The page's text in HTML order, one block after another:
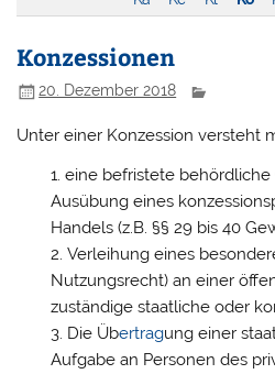
Konzessionen
20. Dezember 2018
Unter einer Konzession versteht
eine befristete
Ausübung eines
Handels (z.B. §§ 29 bis 40
Verleihung eines
Nutzungsrecht) an einer
zuständige staatliche oder
Die Übertragung einer
Aufgabe an Personen des